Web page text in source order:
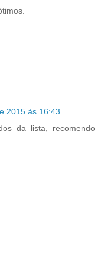
2015 às 16:43
da lista, recomendo